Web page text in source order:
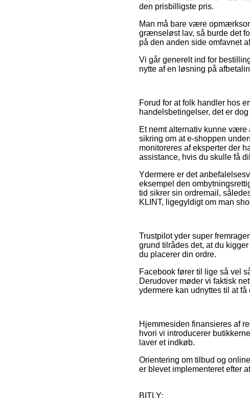
den prisbilligste pris.
Man må bare være
grænseløst lav, så burde det
på den anden side omfavnet
Vi går generelt ind for
nytte af en løsning på
Forud for at folk handler hos
handelsbetingelser, det er
Et nemt alternativ kunne
sikring om at e-shoppen
monitoreres af eksperter der
assistance, hvis du skulle få
Ydermere er det
eksempel den
tid sikrer sin ordremail,
KLINT, ligegyldigt om man
Trustpilot yder super
grund tilrådes det, at du
du placerer din ordre.
Facebook fører til lige så vel
Derudover møder vi faktisk
ydermere kan udnyttes til at
Hjemmesiden finansieres af
hvori vi introducerer
laver et indkøb.
Orientering om tilbud og
er blevet implementeret efter
BITLY: